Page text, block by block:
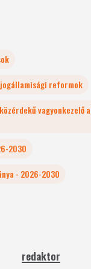
reformok
vagyonkezelő
2030
- 2026-2030
redaktor